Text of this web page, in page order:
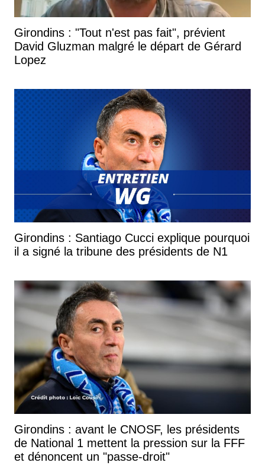
Girondins : "Tout n'est pas fait", prévient
David Gluzman malgré le départ de Gérard
Lopez
Girondins : Santiago Cucci explique pourquoi
il a signé la tribune des présidents de N1
Girondins : avant le CNOSF, les présidents
de National 1 mettent la pression sur la FFF
et dénoncent un "passe-droit"